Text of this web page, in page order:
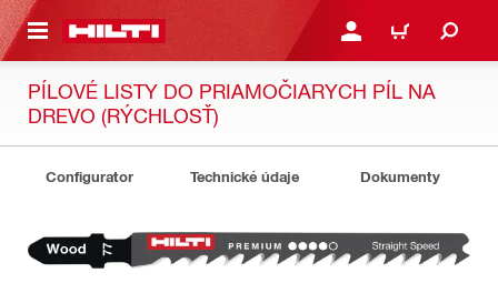
HLAVNÝ OBSAH PRIHLÁSIŤ ALEBO
KOŠÍK
PÍLOVÉ LISTY DO PRIAMOČIARYCH PÍL NA
DREVO (RÝCHLOSŤ)
Configurator Technické údaje Dokumenty